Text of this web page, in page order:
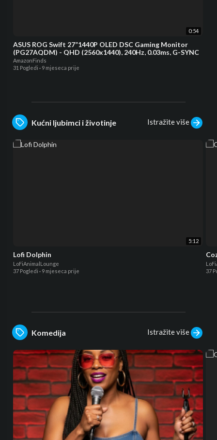
0:54
ASUS ROG Swift 27”1440P OLED DSC Gaming Monitor
(PG27AQDM) - QHD (2560x1440), 240Hz, 0.03ms, G-SYNC
AmazonFinds
31 Pogledi · 9 mjeseca prije
Kućni ljubimci i životinje Istražite više
5:12
Lofi Dolphin
LoFiAnimalLounge
37 Pogledi · 9 mjeseca prije
37
Komedija Istražite više